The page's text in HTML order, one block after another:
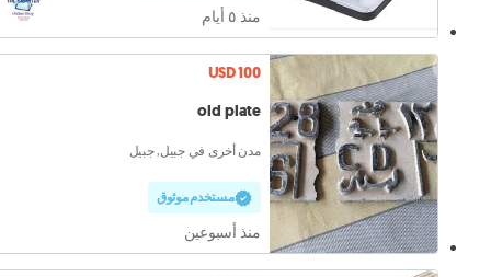
منذ ٥ أيام
USD 100
old plate
مدن أخرى في جبيل, جبيل
مستخدم موثوق
منذ أسبوعين